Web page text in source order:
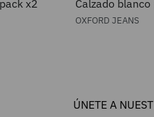
pack x2
Calzado
OXFORD JEANS
ÚNETE A